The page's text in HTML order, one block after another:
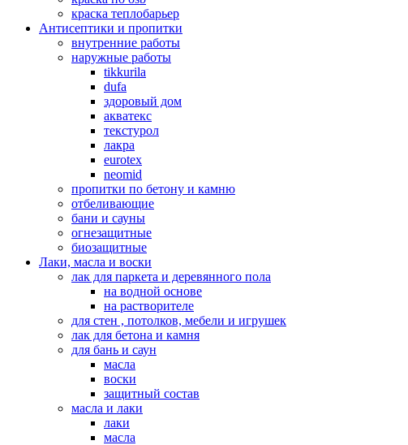
краска теплобарьер
Антисептики и пропитки
внутренние работы
наружные работы
tikkurila
dufa
здоровый дом
акватекс
текстурол
лакра
eurotex
neomid
пропитки по бетону и камню
отбеливающие
бани и сауны
огнезащитные
биозащитные
Лаки, масла и воски
лак для паркета и деревянного пола
на водной основе
на растворителе
для стен , потолков, мебели и игрушек
лак для бетона и камня
для бань и саун
масла
воски
защитный состав
масла и лаки
лаки
масла